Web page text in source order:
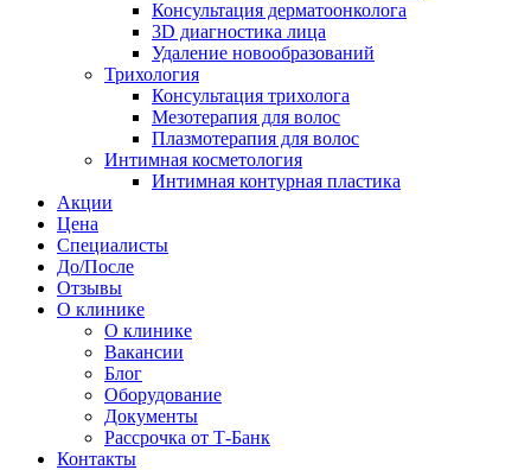
Консультация дерматоонколога
3D диагностика лица
Удаление новообразований
Трихология
Консультация трихолога
Мезотерапия для волос
Плазмотерапия для волос
Интимная косметология
Интимная контурная пластика
Акции
Цена
Специалисты
До/После
Отзывы
О клинике
О клинике
Вакансии
Блог
Оборудование
Документы
Рассрочка от Т-Банк
Контакты